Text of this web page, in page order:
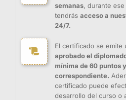
semanas, durante
tendrás acceso a
24/7.
El certificado se emite
aprobado el
mínima de 60 puntos
correspondiente.
certificado puede
desarrollo del curso o